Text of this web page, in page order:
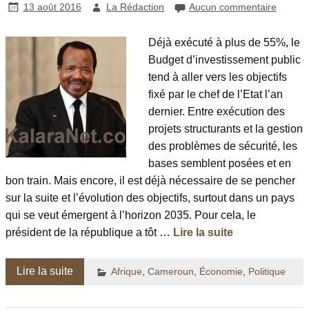
13 août 2016 La Rédaction Aucun commentaire
Déjà exécuté à plus de 55%, le
Budget d’investissement public
tend à aller vers les objectifs
fixé par le chef de l’Etat l’an
dernier. Entre exécution des
projets structurants et la gestion
des problèmes de sécurité, les
bases semblent posées et en
bon train. Mais encore, il est déjà nécessaire de se pencher
sur la suite et l’évolution des objectifs, surtout dans un pays
qui se veut émergent à l’horizon 2035. Pour cela, le
président de la république a tôt … Lire la suite
Lire la suite Afrique, Cameroun, Économie, Politique